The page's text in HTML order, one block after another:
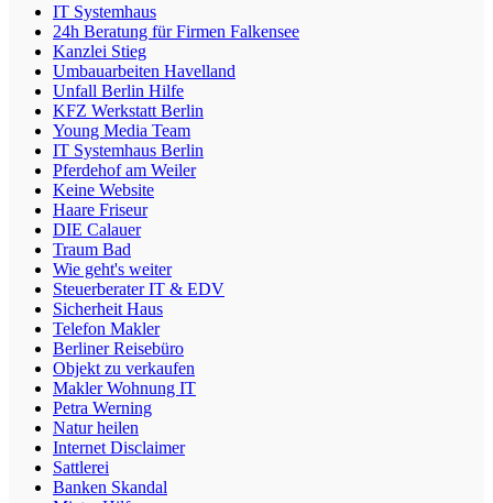
IT Systemhaus
24h Beratung für Firmen Falkensee
Kanzlei Stieg
Umbauarbeiten Havelland
Unfall Berlin Hilfe
KFZ Werkstatt Berlin
Young Media Team
IT Systemhaus Berlin
Pferdehof am Weiler
Keine Website
Haare Friseur
DIE Calauer
Traum Bad
Wie geht's weiter
Steuerberater IT & EDV
Sicherheit Haus
Telefon Makler
Berliner Reisebüro
Objekt zu verkaufen
Makler Wohnung IT
Petra Werning
Natur heilen
Internet Disclaimer
Sattlerei
Banken Skandal